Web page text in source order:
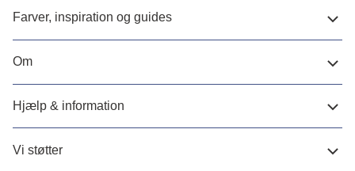
Farver, inspiration og guides
Om
Hjælp & information
Vi støtter